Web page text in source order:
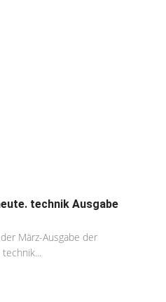
technik Ausgabe
März-Ausgabe der